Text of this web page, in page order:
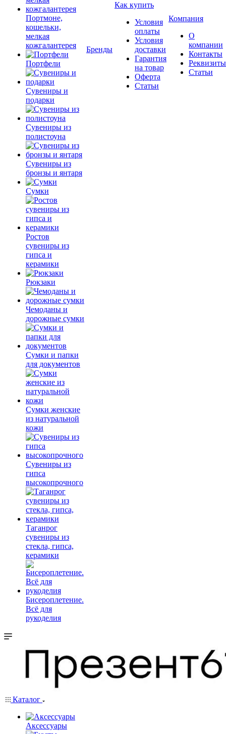
Портмоне,
кошельки,
мелкая
кожгалантерея
Портфели
Сувениры и
подарки
Сувениры из
полистоуна
Сувениры из
бронзы и янтаря
Сумки
Ростов
сувениры из
гипса и
керамики
Рюкзаки
Чемоданы и
дорожные сумки
Сумки и папки
для документов
Сумки женские
из натуральной
кожи
Сувениры из
гипса
высокопрочного
Таганрог
сувениры из
стекла, гипса,
керамики
Бисероплетение.
Всё для
рукоделия
Бренды
Как купить
Условия
оплаты
Условия
доставки
Гарантия
на товар
Оферта
Статьи
Компания
О
компании
Контакты
Реквизиты
Статьи
Каталог
Аксессуары